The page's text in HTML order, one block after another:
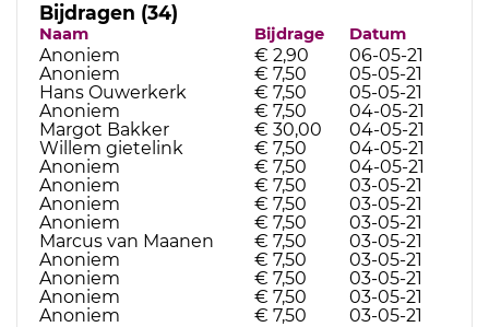
Bijdragen (34)
Naam Bijdrage Datum
Anoniem € 2,90
06-05-21
Anoniem
€ 7,50
05-05-21
Hans Ouwerkerk
€ 7,50
05-05-21
Anoniem
€ 7,50
04-05-21
Margot Bakker
€ 30,00
04-05-21
Willem gietelink
€ 7,50
04-05-21
Anoniem
€ 7,50
04-05-21
Anoniem
€ 7,50
03-05-21
Anoniem
€ 7,50
03-05-21
Anoniem
€ 7,50
03-05-21
Marcus van Maanen
€ 7,50
03-05-21
Anoniem
€ 7,50
03-05-21
Anoniem
€ 7,50
03-05-21
Anoniem
€ 7,50
03-05-21
Anoniem
€ 7,50 03-05-21